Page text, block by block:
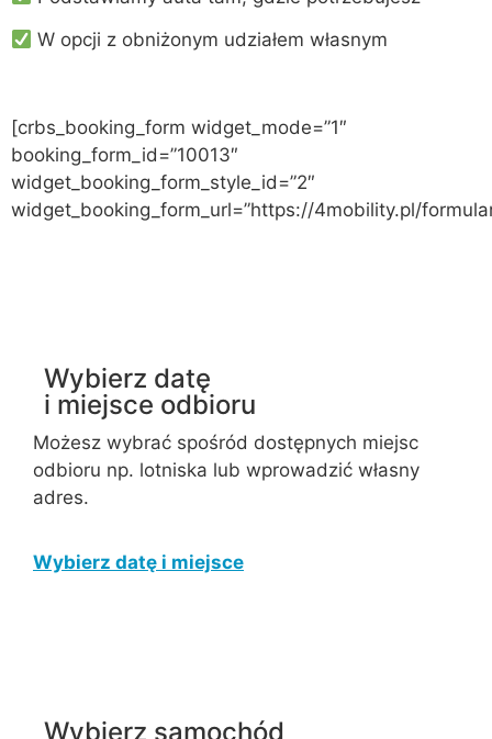
W opcji z obniżonym udziałem własnym
[crbs_booking_form widget_mode=”1″
booking_form_id=”10013″
widget_booking_form_style_id=”2″
widget_booking_form_url=”https://4mobility.pl/
Wybierz datę
i miejsce odbioru
Możesz wybrać spośród dostępnych miejsc
odbioru np. lotniska lub wprowadzić własny
adres.
Wybierz datę i miejsce
Wybierz samochód